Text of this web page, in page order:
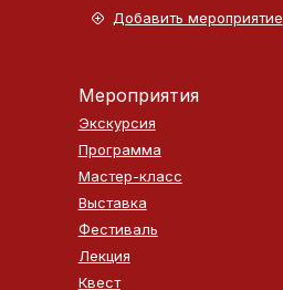
Добавить мероприятие
Мероприятия
Экскурсия
Программа
Мастер-класс
Выставка
Фестиваль
Лекция
Квест